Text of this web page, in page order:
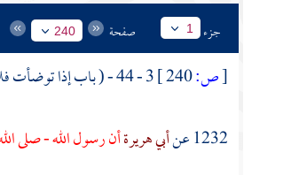
جزء 1 صفحة 240
[ص:
3 - 44 - ( باب إذا توضأت فلا تشبك أصابعك ) .
1232 عن
أبي هريرةأن رسول الله - صلى